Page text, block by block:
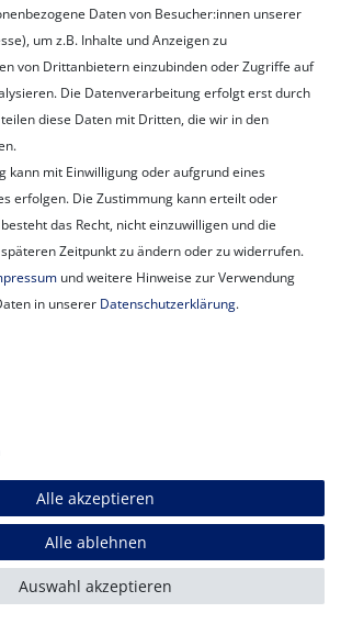
dass ich die
kann ich jederzeit widerrufen.**
Abonnieren
** Hierbei handelt es sich um ein Pflichtfeld.
vorbehalten.
Daten von Besucher:innen unserer
um z.B. Inhalte und Anzeigen zu
von Drittanbietern einzubinden oder Zugriffe auf
Die Datenverarbeitung erfolgt erst durch
diese Daten mit Dritten, die wir in den
kann mit Einwilligung oder aufgrund eines
erfolgen. Die Zustimmung kann erteilt oder
das Recht, nicht einzuwilligen und die
Zeitpunkt zu ändern oder zu widerrufen.
und weitere Hinweise zur Verwendung
in unserer Daten­schutz­erklärung.
Alle akzeptieren
Alle ablehnen
Auswahl akzeptieren